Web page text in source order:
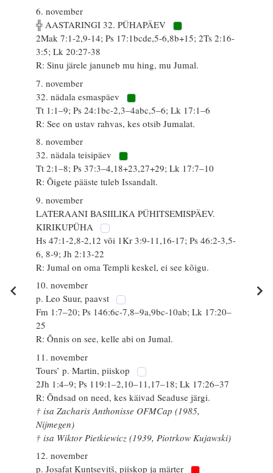
6. november
╬ AASTARINGI 32. PÜHAPÄEV
2Mak 7:1-2,9-14; Ps 17:1bcde,5-6,8b+15; 2Ts 2:16-
3:5; Lk 20:27-38
R: Sinu järele januneb mu hing, mu Jumal.
7. november
32. nädala esmaspäev
Tt 1:1–9; Ps 24:1bc-2,3–4abc,5–6; Lk 17:1–6
R: See on ustav rahvas, kes otsib Jumalat.
8. november
32. nädala teisipäev
Tt 2:1–8; Ps 37:3–4,18+23,27+29; Lk 17:7–10
R: Õigete pääste tuleb Issandalt.
9. november
LATERAANI BASIILIKA PÜHITSEMISPÄEV.
KIRIKUPÜHA
Hs 47:1-2,8-2,12 või 1Kr 3:9-11,16-17; Ps 46:2-3,5-
6, 8-9; Jh 2:13-22
R: Jumal on oma Templi keskel, ei see kõigu.
10. november
p. Leo Suur, paavst
Fm 1:7–20; Ps 146:6c-7,8–9a,9bc-10ab; Lk 17:20–
25
R: Õnnis on see, kelle abi on Jumal.
11. november
Tours’ p. Martin, piiskop
2Jh 1:4–9; Ps 119:1–2,10–11,17–18; Lk 17:26–37
R: Õndsad on need, kes käivad Seaduse järgi.
† isa Zacharis Anthonisse OFMCap (1985,
Nijmegen)
† isa Wiktor Pietkiewicz (1939, Piotrkow Kujawski)
12. november
p. Josafat Kuntsevitš, piiskop ja märter